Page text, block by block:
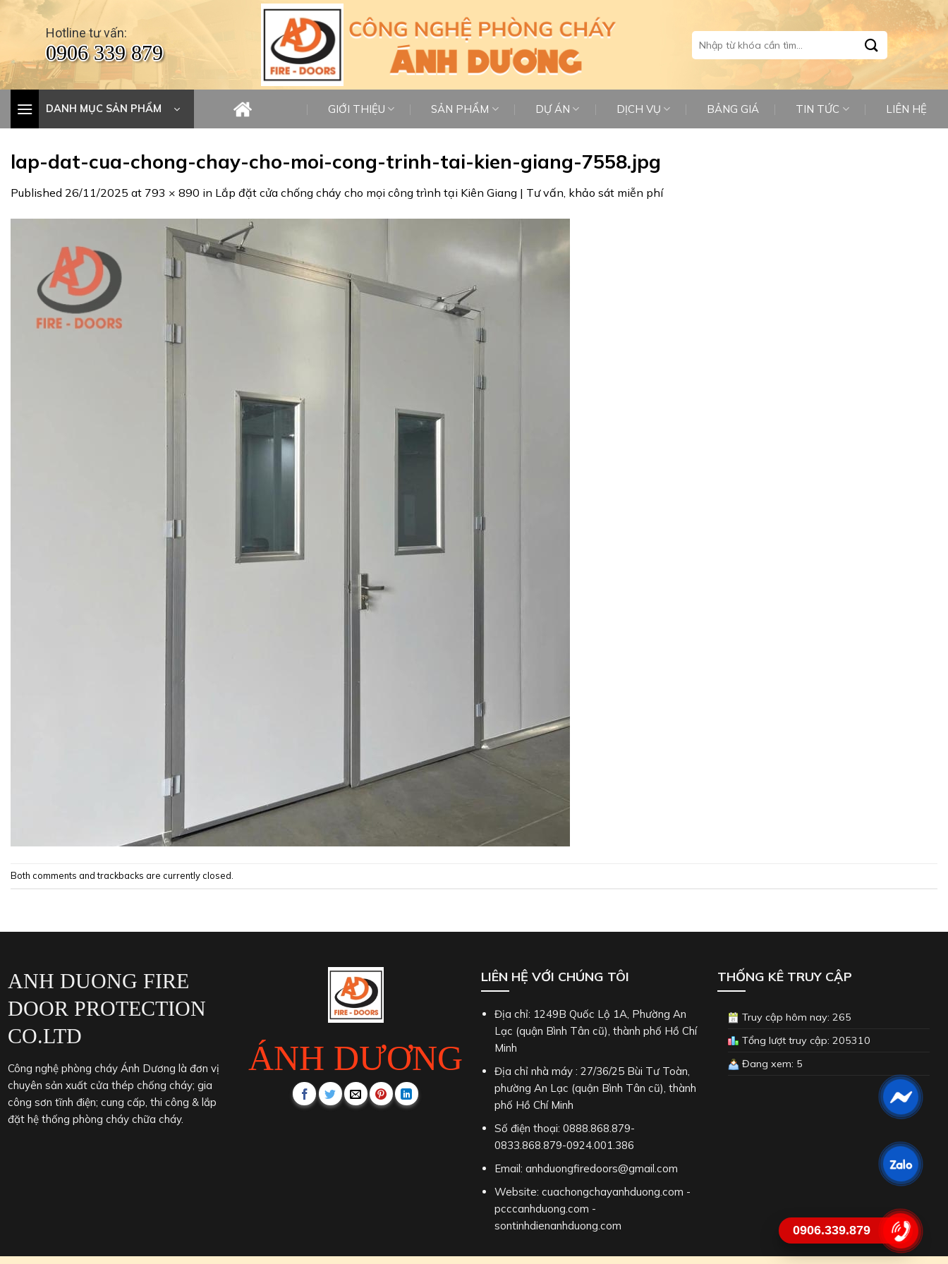
Hotline tư vấn:
0906 339 879
Tìm
kiếm:
DANH MỤC SẢN PHẨM GIỚI THIỆU SẢN PHẨM DỰ ÁN DỊCH VỤ BẢNG GIÁ TIN TỨC LIÊN HỆ
lap-dat-cua-chong-chay-cho-moi-cong-trinh-tai-kien-giang-7558.jpg
Published 26/11/2025 at 793 × 890 in Lắp đặt cửa chống cháy cho mọi công trình tại Kiên Giang | Tư vấn, khảo sát miễn phí
Both comments and trackbacks are currently closed.
ANH DUONG FIRE
DOOR PROTECTION
CO.LTD
Công nghệ phòng cháy Ánh Dương là đơn vị
chuyên sản xuất cửa thép chống cháy; gia
công sơn tĩnh điện; cung cấp, thi công & lắp
đặt hệ thống phòng cháy chữa cháy.
ÁNH DƯƠNG
LIÊN HỆ VỚI CHÚNG TÔI
Địa chỉ: 1249B Quốc Lộ 1A, Phường An
Lạc (quận Bình Tân cũ), thành phố Hồ Chí
Minh
Địa chỉ nhà máy : 27/36/25 Bùi Tư Toàn,
phường An Lạc (quận Bình Tân cũ), thành
phố Hồ Chí Minh
Số điện thoại: 0888.868.879-
0833.868.879-0924.001.386
Email: anhduongfiredoors@gmail.com
Website: cuachongchayanhduong.com -
pcccanhduong.com -
sontinhdienanhduong.com
THỐNG KÊ TRUY CẬP
Truy cập hôm nay: 265
Tổng lượt truy cập: 205310
Đang xem: 5
0906.339.879